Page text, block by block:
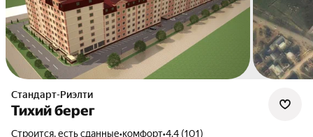
Стандарт-Риэлти
Тихий берег
Строится, есть сданные•комфорт•4.4 (101)